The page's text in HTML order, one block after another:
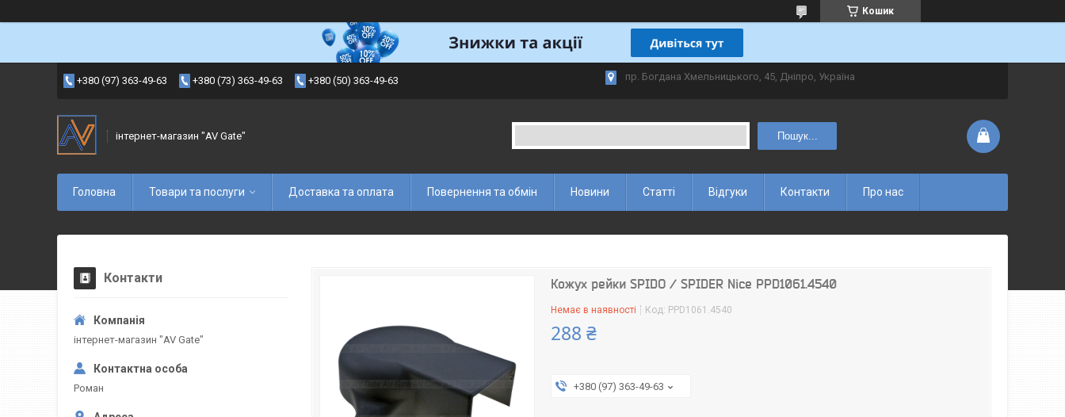
Кошик
+380 (97) 363-49-63 +380 (73) 363-49-63 +380 (50) 363-49-63 пр. Богдана Хмельницького, 45, Дніпро, Україна
інтернет-магазин "AV Gate" Пошук...
Головна Товари та послуги Доставка та оплата Повернення та обмін Новини Статті Відгуки Контакти Про нас
Кожух рейки SPIDO / SPIDER Nice PPD1061.4540
Немає в наявності Код: PPD1061.4540
288 ₴
+380 (97) 363-49-63
Контакти
інтернет-магазин "AV Gate"
Роман